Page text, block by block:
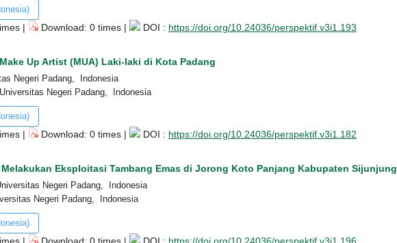
| Download: 0 times | DOI : https://doi.org/10.24036/perspektif.v3i1.193
Up Artist (MUA) Laki-laki di Kota Padang
Negeri Padang, Indonesia
Negeri Padang, Indonesia
| Download: 0 times | DOI : https://doi.org/10.24036/perspektif.v3i1.182
Eksploitasi Tambang Emas di Jorong Koto Panjang Kabupaten Sijunjung
Negeri Padang, Indonesia
Negeri Padang, Indonesia